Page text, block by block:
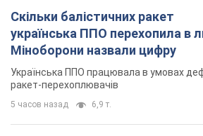
Ауріка Ротару через суд змінила
свою пенсію, на яку раніше
жалілася: скільки отримувала
співачка
час роботи в Чернівецькій філармонії